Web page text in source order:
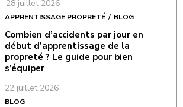
28 juillet 2026
APPRENTISSAGE PROPRETÉ BLOG
Combien d’accidents par jour en
début d’apprentissage de la
propreté ? Le guide pour bien
s’équiper
22 juillet 2026
BLOG